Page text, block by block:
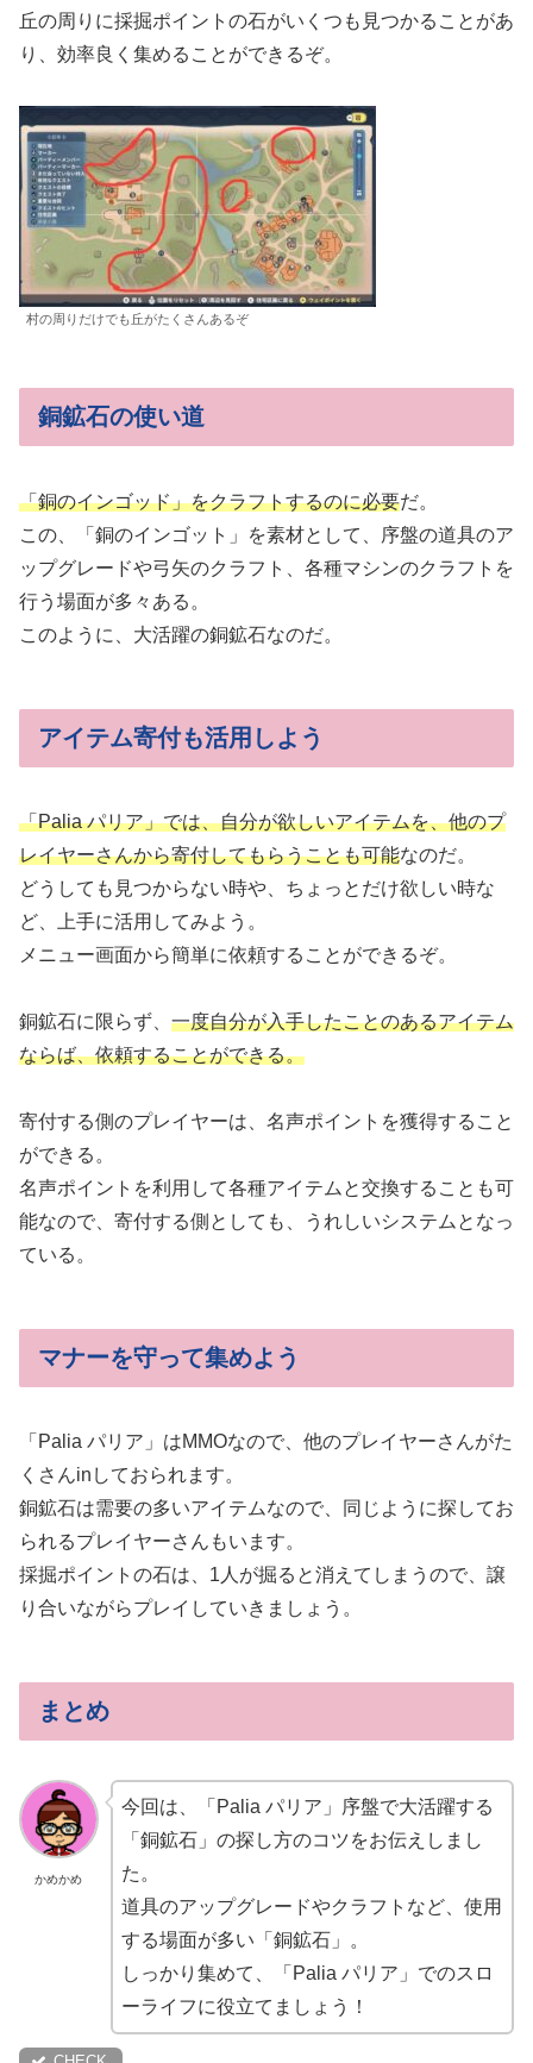
丘の周りに採掘ポイントの石がいくつも見つかることがあ
り、効率良く集めることができるぞ。
村の周りだけでも丘がたくさんあるぞ
銅鉱石の使い道
「銅のインゴッド」をクラフトするのに必要だ。
この、「銅のインゴット」を素材として、序盤の道具のア
ップグレードや弓矢のクラフト、各種マシンのクラフトを
行う場面が多々ある。
このように、大活躍の銅鉱石なのだ。
アイテム寄付も活用しよう
「Palia パリア」では、自分が欲しいアイテムを、他のプ
レイヤーさんから寄付してもらうことも可能なのだ。
どうしても見つからない時や、ちょっとだけ欲しい時な
ど、上手に活用してみよう。
メニュー画面から簡単に依頼することができるぞ。
銅鉱石に限らず、 一度自分が入手したことのあるアイテム
ならば、依頼することができる。
寄付する側のプレイヤーは、名声ポイントを獲得すること
ができる。
名声ポイントを利用して各種アイテムと交換することも可
能なので、寄付する側としても、うれしいシステムとなっ
ている。
マナーを守って集めよう
「Palia パリア」はMMOなので、他のプレイヤーさんがた
くさんinしておられます。
銅鉱石は需要の多いアイテムなので、同じように探してお
られるプレイヤーさんもいます。
採掘ポイントの石は、1人が掘ると消えてしまうので、譲
り合いながらプレイしていきましょう。
まとめ
かめかめ
今回は、「Palia パリア」序盤で大活躍する
「銅鉱石」の探し方のコツをお伝えしまし
た。
道具のアップグレードやクラフトなど、使用
する場面が多い「銅鉱石」。
しっかり集めて、「Palia パリア」でのスロ
ーライフに役立てましょう！